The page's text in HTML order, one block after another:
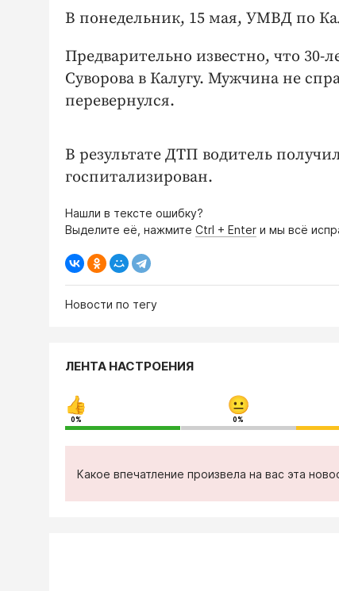
В понедельник, 15 мая, УМВД по
Предварительно известно, что 30-
Суворова в Калугу. Мужчина не
перевернулся.
В результате ДТП водитель
госпитализирован.
Нашли в тексте ошибку?
Выделите её, нажмите Ctrl + Enter и мы всё
Новости по тегу
ЛЕНТА НАСТРОЕНИЯ
0% 0%
Какое впечатление произвела на вас эта